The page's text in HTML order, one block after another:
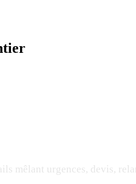
mêlant urgences, devis,